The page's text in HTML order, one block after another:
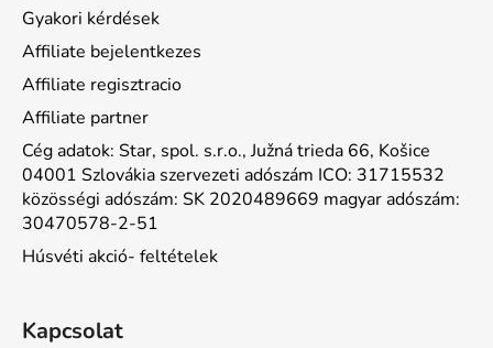
Gyakori kérdések
Affiliate bejelentkezes
Affiliate regisztracio
Affiliate partner
Cég adatok: Star, spol. s.r.o., Južná trieda 66, Košice
04001 Szlovákia szervezeti adószám ICO: 31715532
közösségi adószám: SK 2020489669 magyar adószám:
30470578-2-51
Húsvéti akció- feltételek
Kapcsolat